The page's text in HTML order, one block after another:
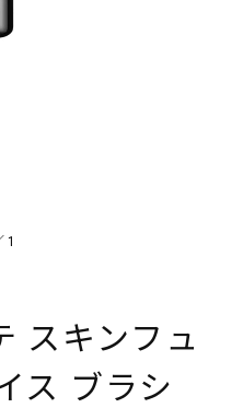
1
スキンフュ
ス ブラシ